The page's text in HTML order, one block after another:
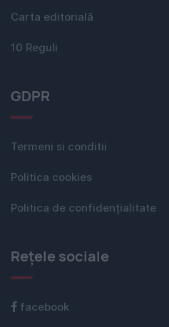
Carta editorială
10 Reguli
GDPR
Termeni si conditii
Politica cookies
Politica de confidențialitate
Rețele sociale
facebook